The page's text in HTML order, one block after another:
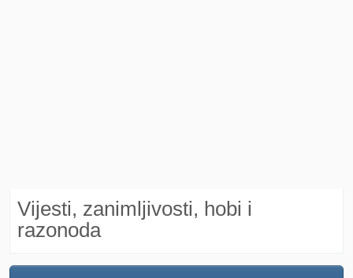
Vijesti, zanimljivosti, hobi i
razonoda